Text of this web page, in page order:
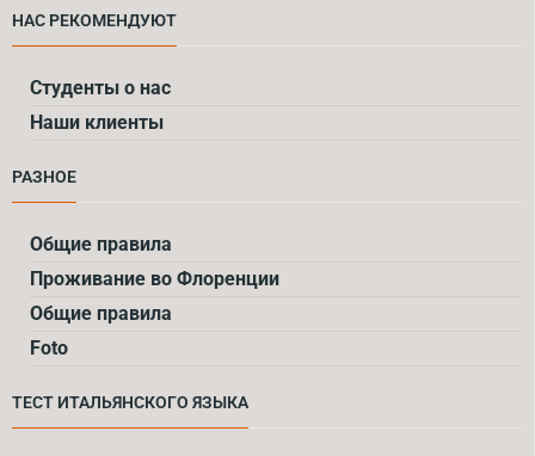
НАС РЕКОМЕНДУЮТ
Cтуденты о нас
Наши клиенты
РАЗНОЕ
Общие правила
Проживание во Флоренции
Общие правила
Foto
ТЕСТ ИТАЛЬЯНСКOГО ЯЗЫКА